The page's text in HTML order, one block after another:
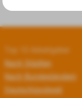
Top 10 Arbeitgeber
Nach Städten
Nach Bundesländern
Deutschlandweit